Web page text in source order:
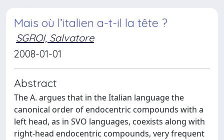
Mais où l’italien a-t-il la tête ?
SGROI, Salvatore
2008-01-01
Abstract
The A. argues that in the Italian language the
canonical order of endocentric compounds with a
left head, as in SVO languages, coexists along with
right-head endocentric compounds, very frequent